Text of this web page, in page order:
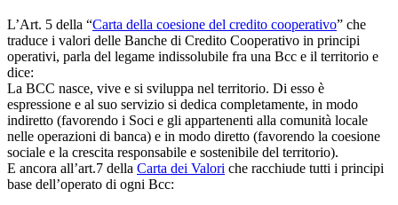
L’Art. 5 della “Carta della coesione del credito cooperativo” che
traduce i valori delle Banche di Credito Cooperativo in principi
operativi, parla del legame indissolubile fra una Bcc e il territorio e
dice:
La BCC nasce, vive e si sviluppa nel territorio. Di esso è
espressione e al suo servizio si dedica completamente, in modo
indiretto (favorendo i Soci e gli appartenenti alla comunità locale
nelle operazioni di banca) e in modo diretto (favorendo la coesione
sociale e la crescita responsabile e sostenibile del territorio).
E ancora all’art.7 della Carta dei Valori che racchiude tutti i principi
base dell’operato di ogni Bcc: